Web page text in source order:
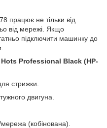
працює не тільки від
від мережі. Якщо
підключити машинку до
Professional Black (HP-
стрижки.
двигуна.
(кобінована).